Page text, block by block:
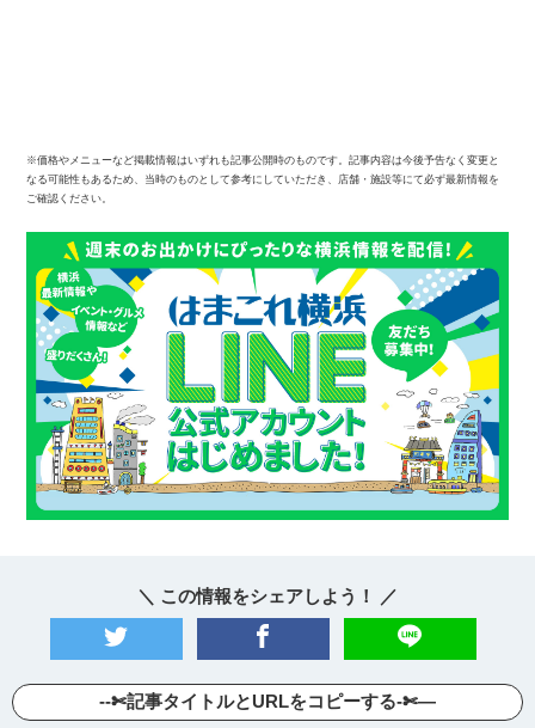
※価格やメニューなど掲載情報はいずれも記事公開時のものです。記事内容は今後予告なく変更と
なる可能性もあるため、当時のものとして参考にしていただき、店舗・施設等にて必ず最新情報を
ご確認ください。
＼ この情報をシェアしよう！ ／
--✄記事タイトルとURLをコピーする-✄—